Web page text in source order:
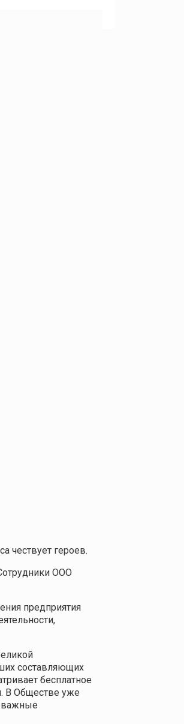
чествует героев.
ООО
предприятия
составляющих
бесплатное
В Обществе уже
важные